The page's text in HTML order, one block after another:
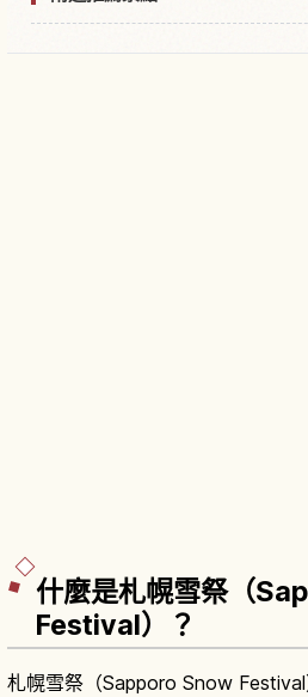
什麼是札幌雪祭（
Festival）？
札幌雪祭（Sapporo Snow